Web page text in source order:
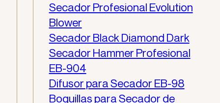
Secador Profesional Evolution
Blower
Secador Black Diamond Dark
Secador Hammer Profesional
EB-904
Difusor para Secador EB-98
Boquillas para Secador de